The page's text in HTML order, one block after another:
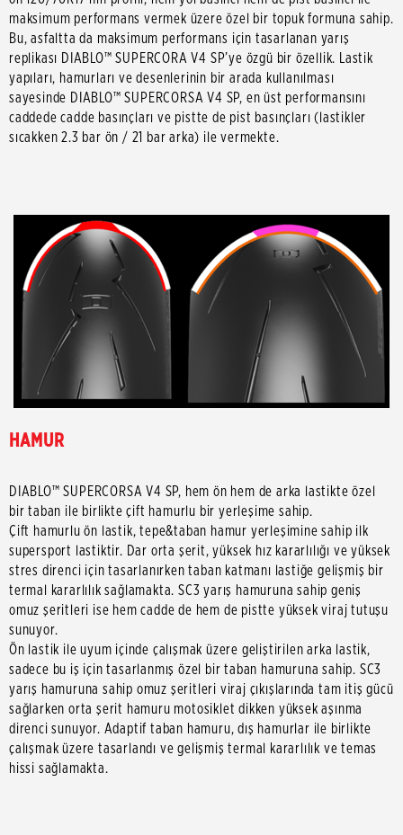
maksimum performans vermek üzere özel bir topuk formuna sahip.
Bu, asfaltta da maksimum performans için tasarlanan yarış
replikası DIABLO™ SUPERCORA V4 SP’ye özgü bir özellik. Lastik
yapıları, hamurları ve desenlerinin bir arada kullanılması
sayesinde DIABLO™ SUPERCORSA V4 SP, en üst performansını
caddede cadde basınçları ve pistte de pist basınçları (lastikler
sıcakken 2.3 bar ön / 21 bar arka) ile vermekte.
HAMUR
DIABLO™ SUPERCORSA V4 SP, hem ön hem de arka lastikte özel
bir taban ile birlikte çift hamurlu bir yerleşime sahip.
Çift hamurlu ön lastik, tepe&taban hamur yerleşimine sahip ilk
supersport lastiktir. Dar orta şerit, yüksek hız kararlılığı ve yüksek
stres direnci için tasarlanırken taban katmanı lastiğe gelişmiş bir
termal kararlılık sağlamakta. SC3 yarış hamuruna sahip geniş
omuz şeritleri ise hem cadde de hem de pistte yüksek viraj tutuşu
sunuyor.
Ön lastik ile uyum içinde çalışmak üzere geliştirilen arka lastik,
sadece bu iş için tasarlanmış özel bir taban hamuruna sahip. SC3
yarış hamuruna sahip omuz şeritleri viraj çıkışlarında tam itiş gücü
sağlarken orta şerit hamuru motosiklet dikken yüksek aşınma
direnci sunuyor. Adaptif taban hamuru, dış hamurlar ile birlikte
çalışmak üzere tasarlandı ve gelişmiş termal kararlılık ve temas
hissi sağlamakta.